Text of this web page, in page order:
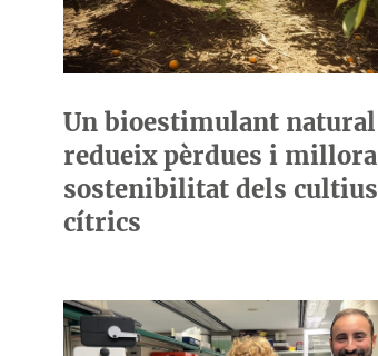
Un bioestimulant natural
redueix pèrdues i
sostenibilitat dels
cítrics